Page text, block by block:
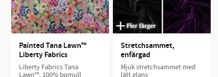
Painted Tana Lawn™
Liberty Fabrics
Liberty Fabrics Tana
Lawn™, 100% bomull
Stretchsammet,
enfärgad
Mjuk stretchsammet med
lätt glans